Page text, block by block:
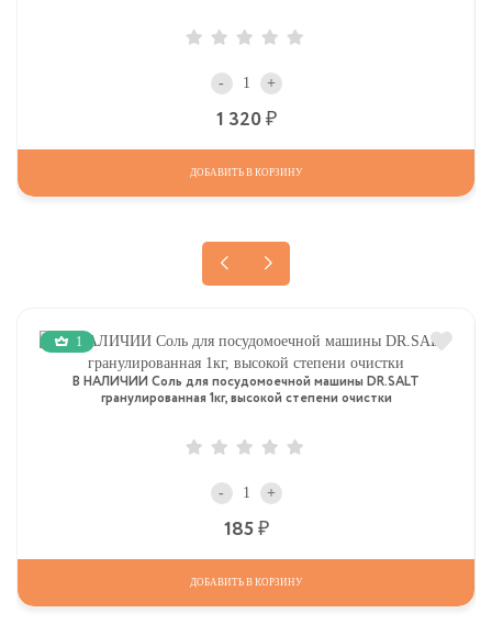
- +
1 320
ДОБАВИТЬ В КОРЗИНУ
1
В НАЛИЧИИ Соль для посудомоечной машины DR.SALT
гранулированная 1кг, высокой степени очистки
- +
185
ДОБАВИТЬ В КОРЗИНУ